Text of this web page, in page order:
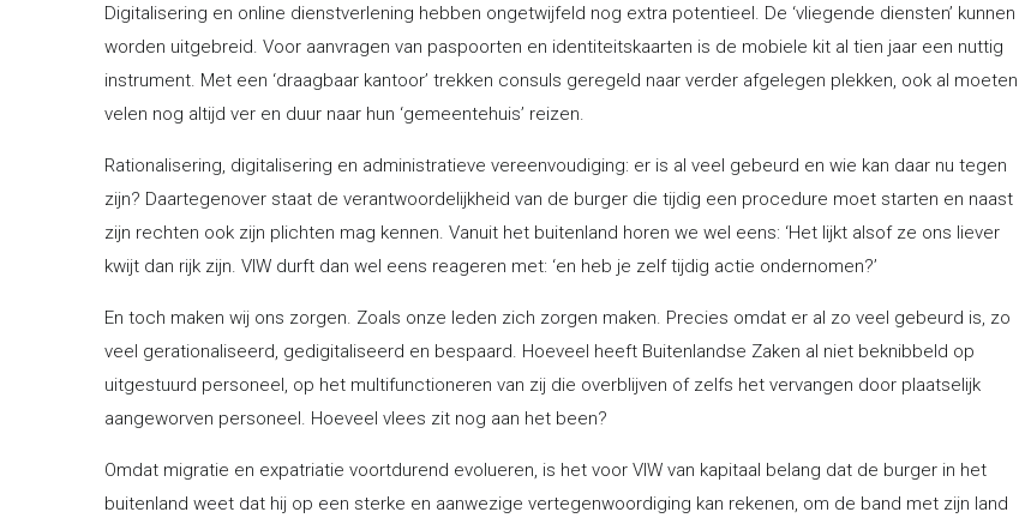
Digitalisering en online dienstverlening hebben ongetwijfeld nog extra potentieel. De ‘vliegende diensten’ kunnen
worden uitgebreid. Voor aanvragen van paspoorten en identiteitskaarten is de mobiele kit al tien jaar een nuttig
instrument. Met een ‘draagbaar kantoor’ trekken consuls geregeld naar verder afgelegen plekken, ook al moeten
velen nog altijd ver en duur naar hun ‘gemeentehuis’ reizen.
Rationalisering, digitalisering en administratieve vereenvoudiging: er is al veel gebeurd en wie kan daar nu tegen
zijn? Daartegenover staat de verantwoordelijkheid van de burger die tijdig een procedure moet starten en naast
zijn rechten ook zijn plichten mag kennen. Vanuit het buitenland horen we wel eens: ‘Het lijkt alsof ze ons liever
kwijt dan rijk zijn. VIW durft dan wel eens reageren met: ‘en heb je zelf tijdig actie ondernomen?’
En toch maken wij ons zorgen. Zoals onze leden zich zorgen maken. Precies omdat er al zo veel gebeurd is, zo
veel gerationaliseerd, gedigitaliseerd en bespaard. Hoeveel heeft Buitenlandse Zaken al niet beknibbeld op
uitgestuurd personeel, op het multifunctioneren van zij die overblijven of zelfs het vervangen door plaatselijk
aangeworven personeel. Hoeveel vlees zit nog aan het been?
Omdat migratie en expatriatie voortdurend evolueren, is het voor VIW van kapitaal belang dat de burger in het
buitenland weet dat hij op een sterke en aanwezige vertegenwoordiging kan rekenen, om de band met zijn land